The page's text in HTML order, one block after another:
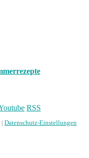
RSS
Datenschutz-Einstellungen